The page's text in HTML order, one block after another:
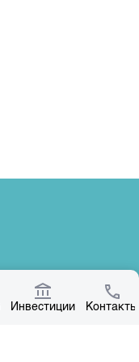
Инвестиции Контакты